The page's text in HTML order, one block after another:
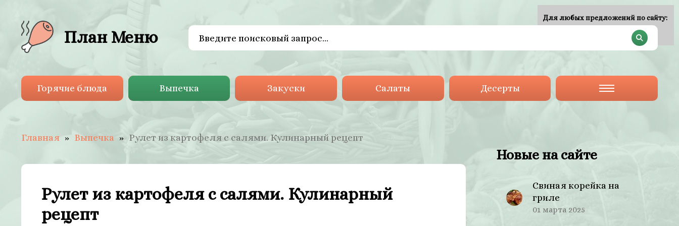
План Меню
Горячие блюда Выпечка Закуски Салаты Десерты
Главная Выпечка Рулет из картофеля с салями. Кулинарный рецепт
Рулет из картофеля с салями. Кулинарный
рецепт
Новые на сайте
Свиная корейка на
гриле
01 марта 2025
Для любых предложений по сайту: